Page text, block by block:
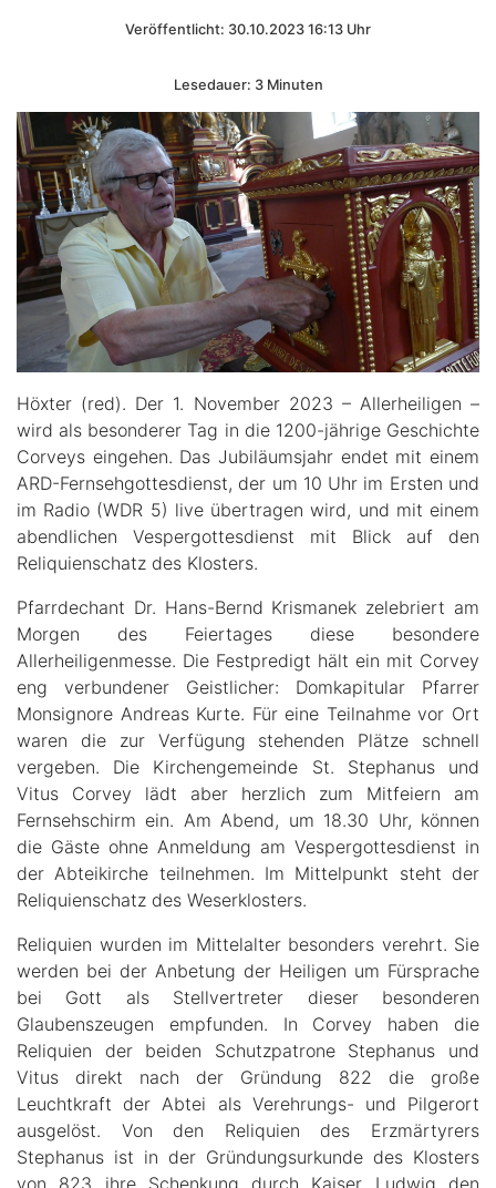
Veröffentlicht: 30.10.2023 16:13 Uhr
Lesedauer: 3 Minuten
Höxter (red). Der 1. November 2023 – Allerheiligen –
wird als besonderer Tag in die 1200-jährige Geschichte
Corveys eingehen. Das Jubiläumsjahr endet mit einem
ARD-Fernsehgottesdienst, der um 10 Uhr im Ersten und
im Radio (WDR 5) live übertragen wird, und mit einem
abendlichen Vespergottesdienst mit Blick auf den
Reliquienschatz des Klosters.
Pfarrdechant Dr. Hans-Bernd Krismanek zelebriert am
Morgen des Feiertages diese besondere
Allerheiligenmesse. Die Festpredigt hält ein mit Corvey
eng verbundener Geistlicher: Domkapitular Pfarrer
Monsignore Andreas Kurte. Für eine Teilnahme vor Ort
waren die zur Verfügung stehenden Plätze schnell
vergeben. Die Kirchengemeinde St. Stephanus und
Vitus Corvey lädt aber herzlich zum Mitfeiern am
Fernsehschirm ein. Am Abend, um 18.30 Uhr, können
die Gäste ohne Anmeldung am Vespergottesdienst in
der Abteikirche teilnehmen. Im Mittelpunkt steht der
Reliquienschatz des Weserklosters.
Reliquien wurden im Mittelalter besonders verehrt. Sie
werden bei der Anbetung der Heiligen um Fürsprache
bei Gott als Stellvertreter dieser besonderen
Glaubenszeugen empfunden. In Corvey haben die
Reliquien der beiden Schutzpatrone Stephanus und
Vitus direkt nach der Gründung 822 die große
Leuchtkraft der Abtei als Verehrungs- und Pilgerort
ausgelöst. Von den Reliquien des Erzmärtyrers
Stephanus ist in der Gründungsurkunde des Klosters
von 823 ihre Schenkung durch Kaiser Ludwig den